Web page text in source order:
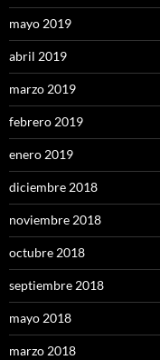
mayo 2019
abril 2019
marzo 2019
febrero 2019
enero 2019
diciembre 2018
noviembre 2018
octubre 2018
septiembre 2018
mayo 2018
marzo 2018